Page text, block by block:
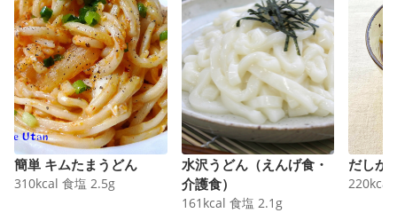
簡単 キムたまうどん
310kcal 食塩 2.5g
水沢うどん（えんげ食・
介護食）
161 kcal 食塩 2.1 g
だしが
220kcal